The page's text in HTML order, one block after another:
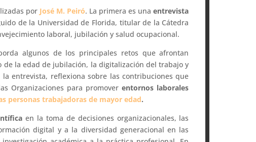
por José M. Peiró. La primera es unaentrevista
de la Universidad de Florida, titular de la Cátedra
laboral, jubilación y salud ocupacional.
algunos de los principales retos que afrontan
de la edad de jubilación, la digitalización del trabajo y
entrevista, reflexiona sobre las contribuciones que
Organizaciones para promoverentornos laborales
personas trabajadoras de mayor edad.
en la toma de decisiones organizacionales, las
digital y a la diversidad generacional en las